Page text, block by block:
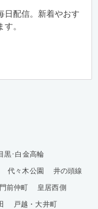
日配信。新着やおす
。
黒･白金高輪
代々木公園
井の頭線
前仲町
皇居西側
戸越・大井町